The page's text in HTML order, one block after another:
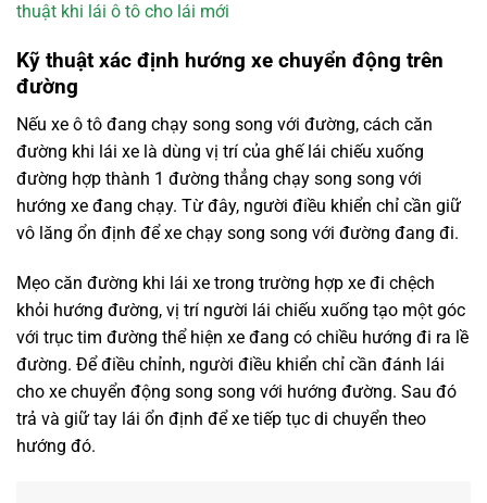
thuật khi lái ô tô cho lái mới
Kỹ thuật xác định hướng xe chuyển động trên
đường
Nếu xe ô tô đang chạy song song với đường, cách căn
đường khi lái xe là dùng vị trí của ghế lái chiếu xuống
đường hợp thành 1 đường thẳng chạy song song với
hướng xe đang chạy. Từ đây, người điều khiển chỉ cần giữ
vô lăng ổn định để xe chạy song song với đường đang đi.
Mẹo căn đường khi lái xe trong trường hợp xe đi chệch
khỏi hướng đường, vị trí người lái chiếu xuống tạo một góc
với trục tim đường thể hiện xe đang có chiều hướng đi ra lề
đường. Để điều chỉnh, người điều khiển chỉ cần đánh lái
cho xe chuyển động song song với hướng đường. Sau đó
trả và giữ tay lái ổn định để xe tiếp tục di chuyển theo
hướng đó.